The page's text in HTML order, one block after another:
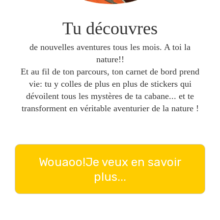
Tu découvres
de nouvelles aventures tous les mois. A toi la
nature!!
Et au fil de ton parcours, ton carnet de bord prend
vie: tu y colles de plus en plus de stickers qui
dévoilent tous les mystères de ta cabane... et te
transforment en véritable aventurier de la nature !
Wouaoo!Je veux en savoir
plus...